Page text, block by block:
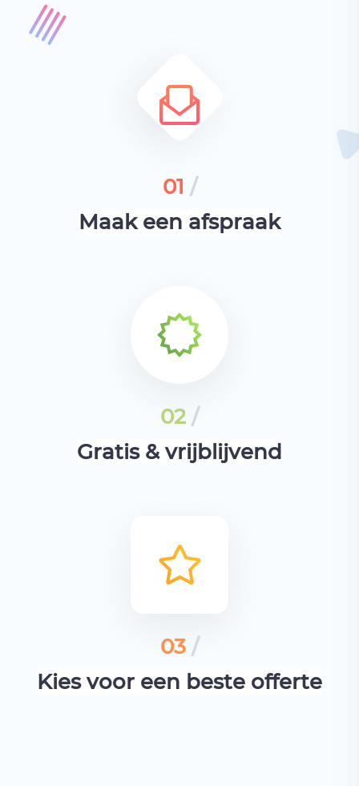
01 /
Maak een afspraak
02 /
Gratis & vrijblijvend
03 /
Kies voor een beste offerte